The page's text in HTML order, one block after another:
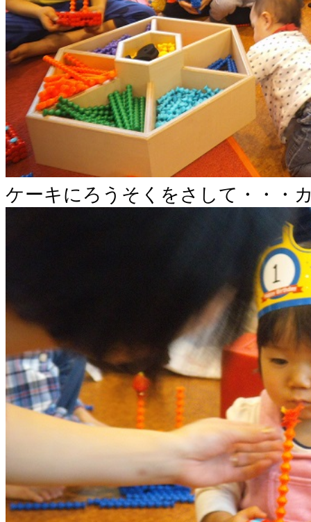
ケーキにろうそくをさして・・・